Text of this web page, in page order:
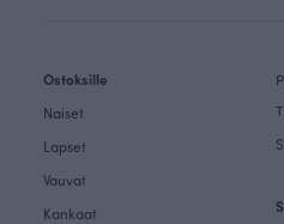
Ostoksille
Naiset
Lapset
Vauvat
Kankaat